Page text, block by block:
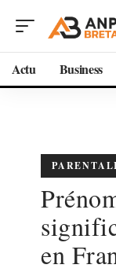
Actu Business
en